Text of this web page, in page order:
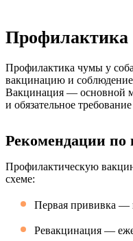
Профилактика
Профилактика чумы у
вакцинацию и соблюдение
Вакцинация — основной
и обязательное
Рекомендации по
Профилактическую
схеме:
Первая прививка —
Ревакцинация —